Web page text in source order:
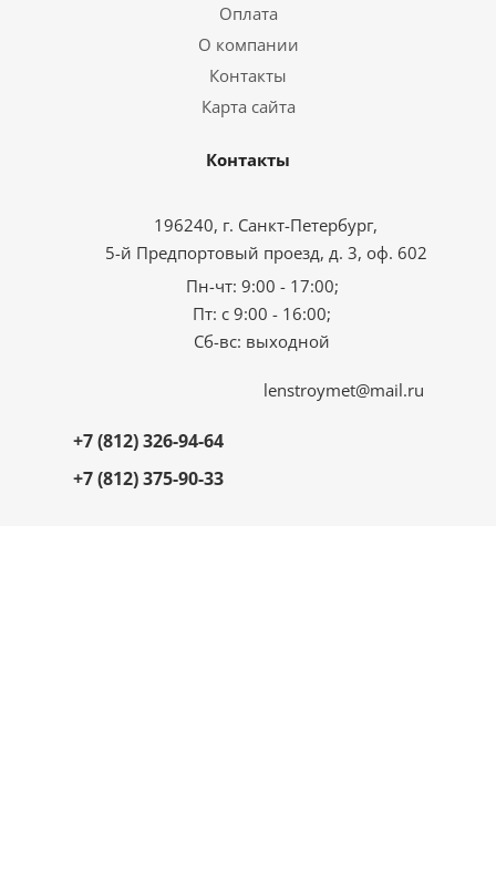
Оплата
О компании
Контакты
Карта сайта
Контакты
196240, г. Санкт-Петербург,
5-й Предпортовый проезд, д. 3, оф. 602
Пн-чт: 9:00 - 17:00;
Пт: с 9:00 - 16:00;
Сб-вс: выходной
+7 (812) 326-94-64
+7 (812) 375-90-33
lenstroymet@mail.ru